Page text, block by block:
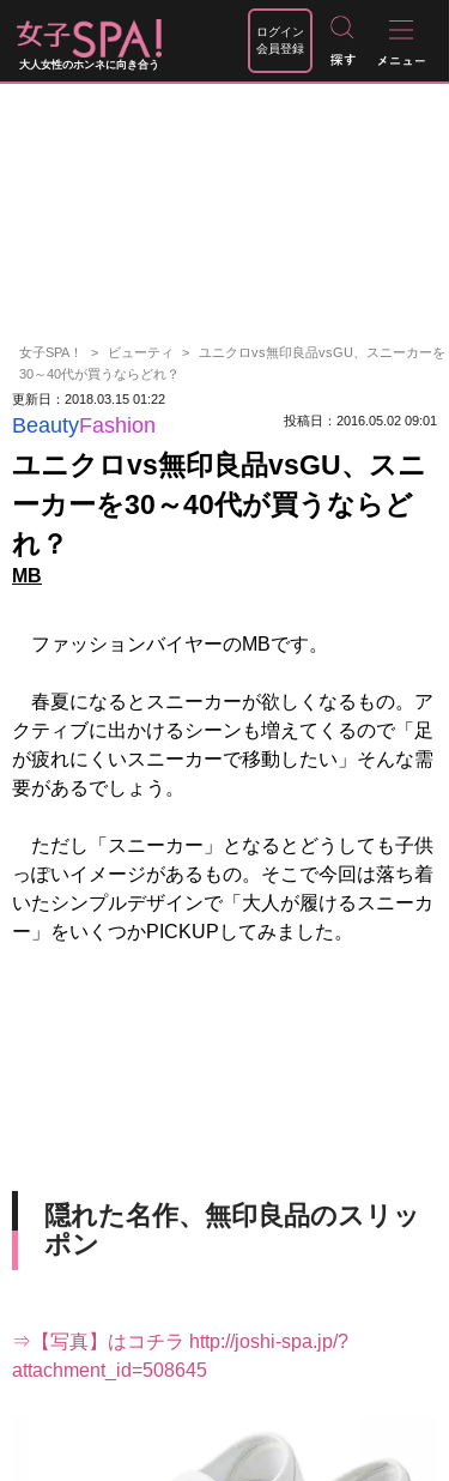
大人女性のホンネに向き合う
ログイン
会員登録
女子SPA！ ビューティ
ユニクロvs無印良品vsGU、スニーカーを
30～40代が買うならどれ？
更新日：2018.03.15 01:22
BeautyFashion 投稿日：2016.05.02 09:01
ユニクロvs無印良品vsGU、スニ
ーカーを30～40代が買うならど
れ？
MB
ファッションバイヤーのMBです。
春夏になるとスニーカーが欲しくなるもの。ア
クティブに出かけるシーンも増えてくるので「足
が疲れにくいスニーカーで移動したい」そんな需
要があるでしょう。
ただし「スニーカー」となるとどうしても子供
っぽいイメージがあるもの。そこで今回は落ち着
いたシンプルデザインで「大人が履けるスニーカ
ー」をいくつかPICKUPしてみました。
隠れた名作、無印良品のスリッ
ポン
⇒【写真】はコチラ http://joshi-spa.jp/?
attachment_id=508645